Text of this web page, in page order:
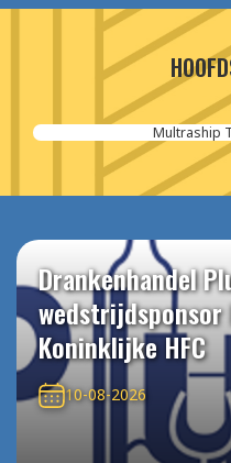
Multraship
Drankenhandel
wedstrijdsponsor
Koninklijke HFC
10-08-2026